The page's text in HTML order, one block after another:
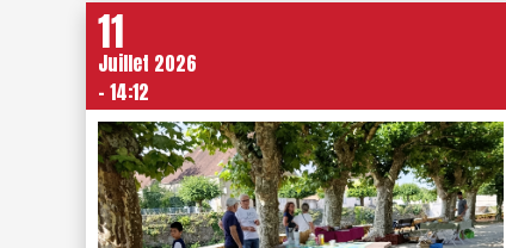
11
Juillet 2026
- 14:12